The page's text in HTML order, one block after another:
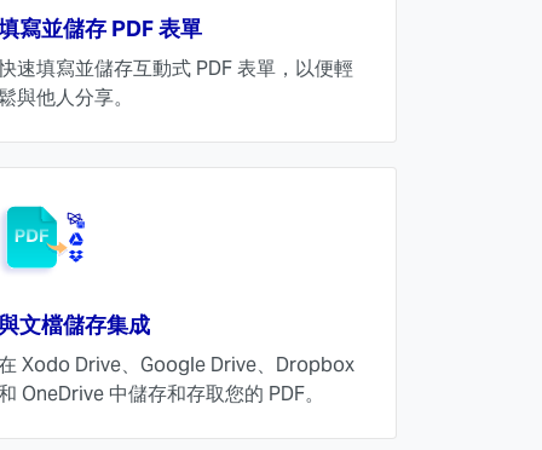
寫並儲存 PDF 表單
速填寫並儲存互動式 PDF 表單，以便輕
與他人分享。
文檔儲存集成
Xodo Drive、Google Drive、Dropbox
OneDrive 中儲存和存取您的 PDF。